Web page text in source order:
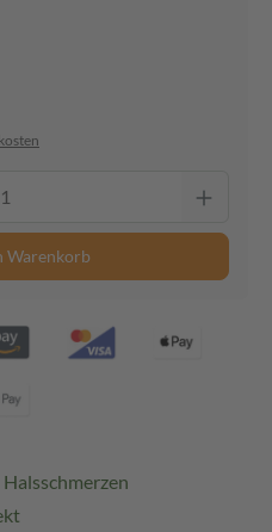
Warenkorb